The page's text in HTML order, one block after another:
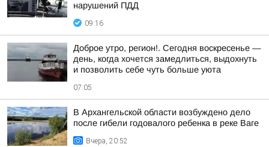
нарушений ПДД
09:16
Доброе утро, регион!. Сегодня воскресенье —
день, когда хочется замедлиться, выдохнуть
и позволить себе чуть больше уюта
07:05
В Архангельской области возбуждено дело
после гибели годовалого ребенка в реке Ваге
Вчера, 20:52